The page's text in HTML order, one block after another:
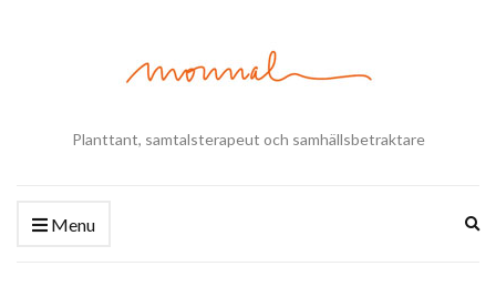
Planttant, samtalsterapeut och samhällsbetraktare
Menu